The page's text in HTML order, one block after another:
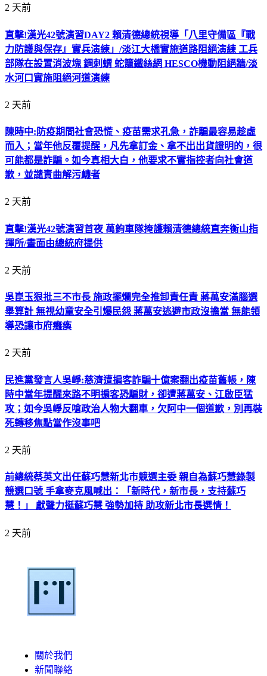
2 天前
直擊!漢光42號演習DAY2 賴清德總統視導「八里守備區『戰
力防護與保存』實兵演練」/淡江大橋實施道路阻絕演練 工兵
部隊在設置消波塊 鋼刺蝟 蛇籠鐵絲網 HESCO機動阻絕牆/淡
水河口實施阻絕河道演練
2 天前
陳時中:防疫期間社會恐慌、疫苗需求孔急，詐騙最容易趁虛
而入；當年他反覆提醒，凡先拿訂金、拿不出出貨證明的，很
可能都是詐騙。如今真相大白，他要求不實指控者向社會道
歉，並譴責曲解污衊者
2 天前
直擊!漢光42號演習首夜 萬鈞車隊掩護賴清德總統直奔衡山指
揮所/畫面由總統府提供
2 天前
吳崑玉狠批三不市長 施政擺爛完全推卸責任責 蔣萬安滿腦選
舉算計 無視幼童安全引爆民怨 蔣萬安逃避市政沒擔當 無能領
導恐讓市府癱瘓
2 天前
民進黨發言人吳崢:慈濟遭掮客詐騙十億案翻出疫苗舊帳，陳
時中當年提醒來路不明掮客恐騙財，卻遭蔣萬安、江啟臣猛
攻；如今吳崢反嗆政治人物大翻車，欠阿中一個道歉，別再裝
死轉移焦點當作沒事吧
2 天前
前總統蔡英文出任蘇巧慧新北市競選主委 親自為蘇巧慧錄製
競選口號 手拿麥克風喊出：「新時代，新市長，支持蘇巧
慧！」 獻聲力挺蘇巧慧 強勢加持 助攻新北市長選情！
2 天前
關於我們
新聞聯絡